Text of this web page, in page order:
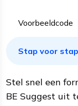
Voorbeeldcode
Stap voor stap
Stel snel een
BE Suggest uit